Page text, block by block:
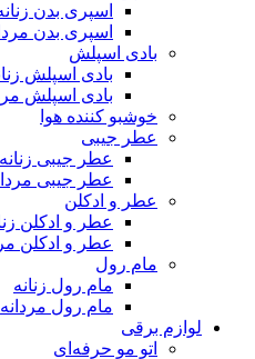
اسپری بدن زنانه
اسپری بدن مردانه
بادی اسپلش
بادی اسپلش زنانه
بادی اسپلش مردانه
خوشبو کننده هوا
عطر جیبی
عطر جیبی زنانه
عطر جیبی مردانه
عطر و ادکلن
عطر و ادکلن زنانه
عطر و ادکلن مردانه
مام رول
مام رول زنانه
مام رول مردانه
لوازم برقی
اتو مو حرفه‌ای